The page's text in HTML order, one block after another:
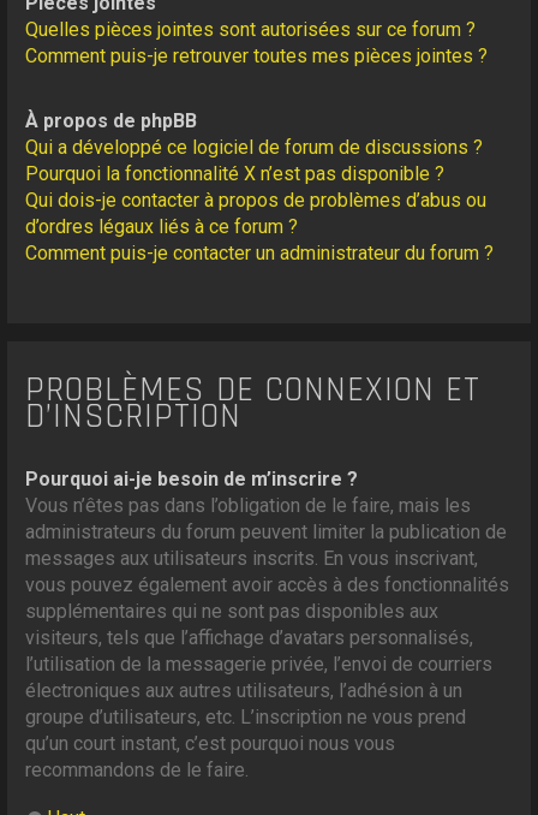
Quelles pièces jointes sont autorisées sur ce forum ?
Comment puis-je retrouver toutes mes pièces jointes ?
À propos de phpBB
Qui a développé ce logiciel de forum de discussions ?
Pourquoi la fonctionnalité X n’est pas disponible ?
Qui dois-je contacter à propos de problèmes d’abus ou
d’ordres légaux liés à ce forum ?
Comment puis-je contacter un administrateur du forum ?
PROBLÈMES DE CONNEXION ET
D’INSCRIPTION
Pourquoi ai-je besoin de m’inscrire ?
Vous n’êtes pas dans l’obligation de le faire, mais les
administrateurs du forum peuvent limiter la publication de
messages aux utilisateurs inscrits. En vous inscrivant,
vous pouvez également avoir accès à des fonctionnalités
supplémentaires qui ne sont pas disponibles aux
visiteurs, tels que l’affichage d’avatars personnalisés,
l’utilisation de la messagerie privée, l’envoi de courriers
électroniques aux autres utilisateurs, l’adhésion à un
groupe d’utilisateurs, etc. L’inscription ne vous prend
qu’un court instant, c’est pourquoi nous vous
recommandons de le faire.